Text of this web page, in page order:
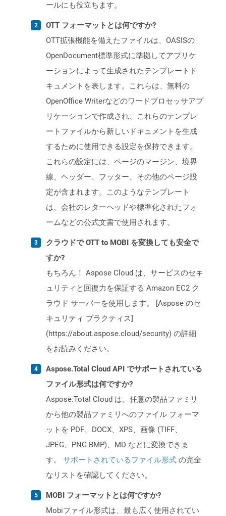
ールにも役立ちます。
OTT フォーマットとは何ですか?
OTT拡張機能を備えたファイルは、OASISの
OpenDocument標準形式に準拠してアプリケ
ーションによって生成されたテンプレートド
キュメントを表します。これらは、無料の
OpenOffice Writerなどのワードプロセッサアプ
リケーションで作成され、これらのテンプレ
ートファイルから新しいドキュメントを生成
するために使用できる設定を保持できます。
これらの設定には、ページのマージン、境界
線、ヘッダー、フッター、その他のページ設
定が含まれます。このようなテンプレート
は、会社のレターヘッドや標準化されたフォ
ームなどの公式文書で使用されます。
クラウドで OTT to MOBI を変換しても安全で
すか?
もちろん！ Aspose Cloud は、サービスのセキ
ュリティと回復力を保証する Amazon EC2 ク
ラウド サーバーを使用します。 [Aspose のセ
キュリティ プラクティス]
(https://about.aspose.cloud/security) の詳細
をお読みください。
Aspose.Total Cloud API でサポートされている
ファイル形式は何ですか?
Aspose.Total Cloud は、任意の製品ファミリ
から他の製品ファミリへのファイル フォーマ
ットを PDF、DOCX、XPS、画像 (TIFF、
JPEG、PNG BMP)、MD などに変換できま
す。 サポートされているファイル形式 の完全
なリストを確認してください。
MOBI フォーマットとは何ですか?
Mobiファイル形式は、最も広く使用されてい